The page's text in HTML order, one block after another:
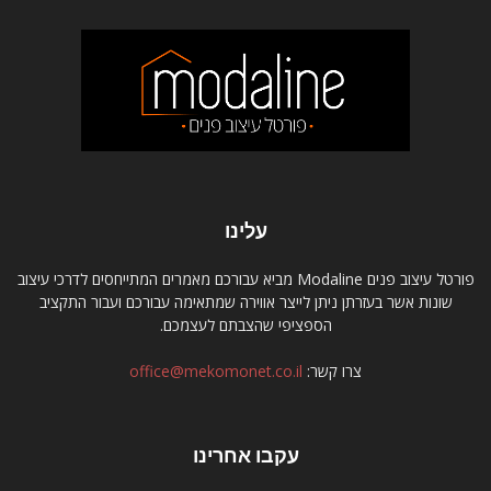
עלינו
פורטל עיצוב פנים Modaline מביא עבורכם מאמרים המתייחסים לדרכי עיצוב
שונות אשר בעזרתן ניתן לייצר אווירה שמתאימה עבורכם ועבור התקציב
הספציפי שהצבתם לעצמכם.
צרו קשר: office@mekomonet.co.il
עקבו אחרינו